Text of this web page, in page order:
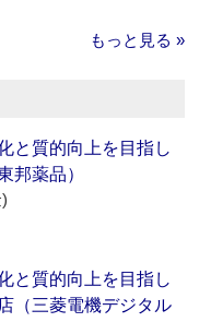
もっと見る »
と質的向上を目指し
邦薬品）
と質的向上を目指し
（三菱電機デジタル